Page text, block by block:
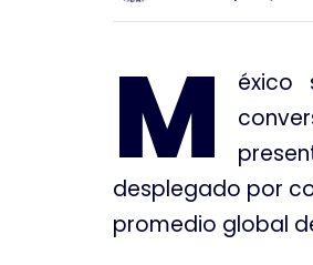
M
éxico
desplegado por
promedio global